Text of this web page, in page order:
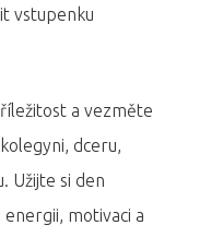
vstupenku
a vezměte
dceru,
Užijte si den
motivaci a